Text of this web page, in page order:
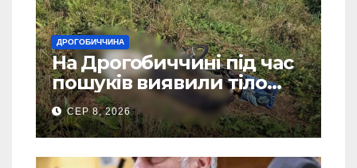
ДРОГОБИЧЧИНА
На Дрогобиччині під час
пошуків виявили тіло
зниклого чоловіка
СЕР 8, 2026